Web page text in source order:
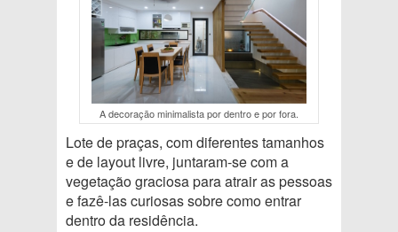
A decoração minimalista por dentro e por fora.
Lote de praças, com diferentes tamanhos
e de layout livre, juntaram-se com a
vegetação graciosa para atrair as pessoas
e fazê-las curiosas sobre como entrar
dentro da residência.